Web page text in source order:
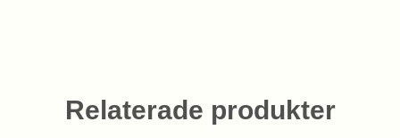
Relaterade produkter